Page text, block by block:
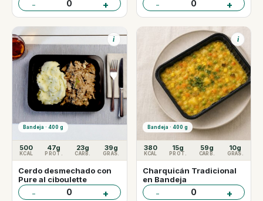
- 0 + - 0 +
Bandeja · 400 g
i
500
KCAL
47g
PROT.
23g
CARB.
39g
GRAS.
Cerdo desmechado con
Pure al ciboulette
- 0 +
Bandeja · 400 g
i
380
KCAL
15g
PROT.
59g
CARB.
10g
GRAS.
Charquicán Tradicional
en Bandeja
- 0 +